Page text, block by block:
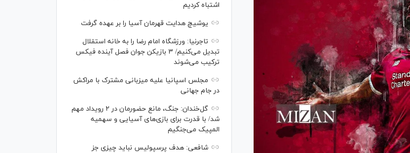
اشتباه کردیم
یوشیچ هدایت قهرمان آسیا را بر عهده گرفت
تاجرنیا: ورزشگاه امام رضا را به خانه استقلال
تبدیل می‌کنیم/ ۳ بازیکن جوان فصل آینده فیکس
ترکیب می‌شوند
مجلس اسپانیا علیه میزبانی مشترک با مراکش
در جام جهانی
گل‌خندان: جنگ، مانع حضورمان در ۲ رویداد مهم
شد/ با قدرت برای بازی‌های آسیایی و سهمیه
المپیک می‌جنگیم
شافعی: هدف پرسپولیس نباید چیزی جز